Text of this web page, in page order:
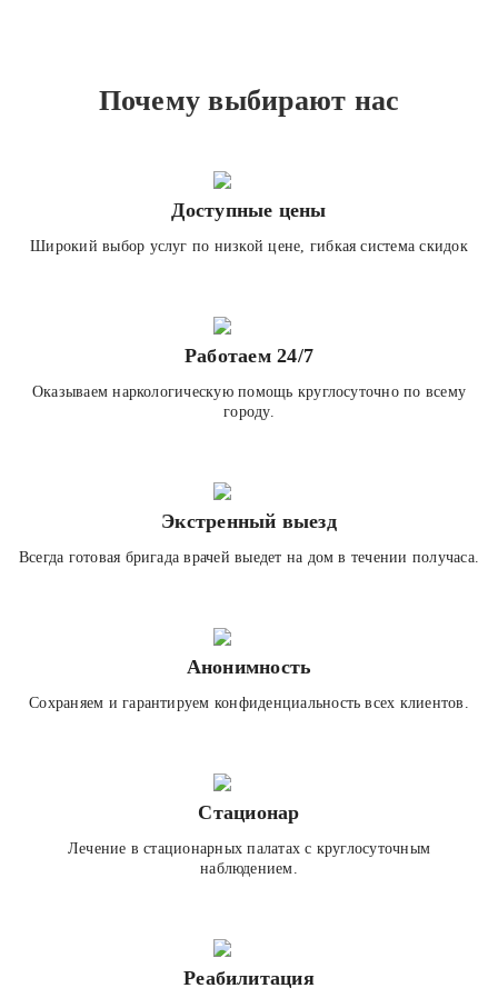
Почему выбирают нас
Доступные цены
Широкий выбор услуг по низкой цене, гибкая система скидок
Работаем 24/7
Оказываем наркологическую помощь круглосуточно по всему
городу.
Экстренный выезд
Всегда готовая бригада врачей выедет на дом в течении получаса.
Анонимность
Сохраняем и гарантируем конфиденциальность всех клиентов.
Стационар
Лечение в стационарных палатах с круглосуточным
наблюдением.
Реабилитация